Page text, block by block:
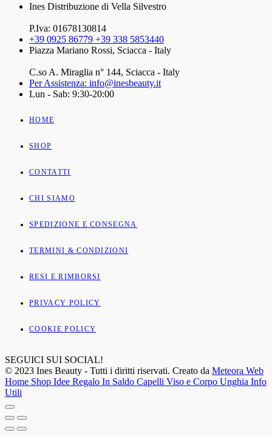
Ines Distribuzione di Vella Silvestro
P.Iva: 01678130814
+39 0925 86779 +39 338 5853440
Piazza Mariano Rossi, Sciacca - Italy
C.so A. Miraglia n° 144, Sciacca - Italy
Per Assistenza: info@inesbeauty.it
Lun - Sab: 9:30-20:00
HOME
SHOP
CONTATTI
CHI SIAMO
SPEDIZIONE E CONSEGNA
TERMINI & CONDIZIONI
RESI E RIMBORSI
PRIVACY POLICY
COOKIE POLICY
SEGUICI SUI SOCIAL!
© 2023 Ines Beauty - Tutti i diritti riservati. Creato da Meteora Web
Home Shop Idee Regalo In Saldo Capelli Viso e Corpo Unghia Info
Utili